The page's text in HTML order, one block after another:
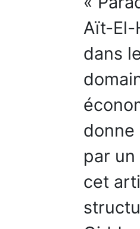
Aït-El-
dans
donne
par
cet